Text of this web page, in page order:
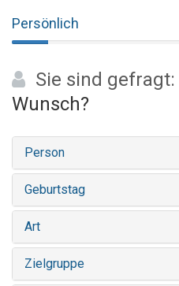
Persönlich
Sie sind gefragt:
Wunsch?
Person
Geburtstag
Art
Zielgruppe